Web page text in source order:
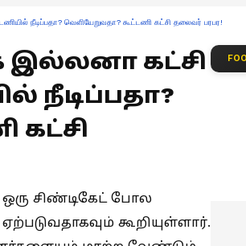
நீடிப்பதா? வெளியேறுவதா? கூட்டணி கட்சி தலைவர் பரபர!
இல்லனா கட்சி
நீடிப்பதா?
கட்சி
சிண்டிகேட் போல
கூறியுள்ளார்.